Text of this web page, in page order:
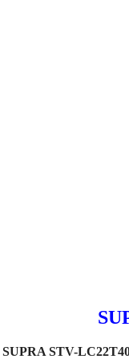
SUPRA STV-